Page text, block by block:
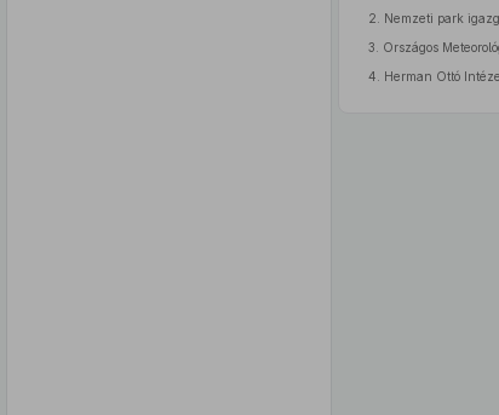
2.
Nemzeti park
3.
Országos
4.
Herman Ottó